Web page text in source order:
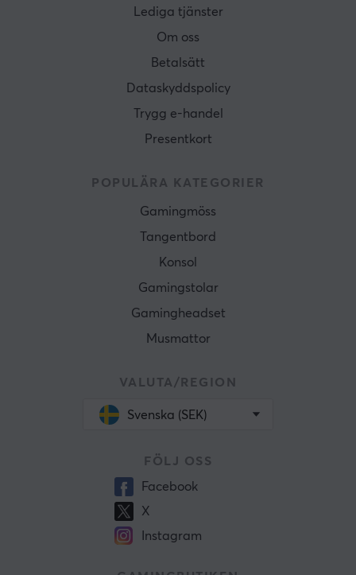
Lediga tjänster
Om oss
Betalsätt
Dataskyddspolicy
Trygg e-handel
Presentkort
POPULÄRA KATEGORIER
Gamingmöss
Tangentbord
Konsol
Gamingstolar
Gamingheadset
Musmattor
VALUTA/REGION
Svenska (SEK)
FÖLJ OSS
Facebook
X
Instagram